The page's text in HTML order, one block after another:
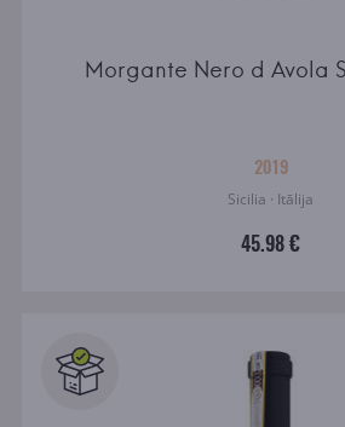
Morgante Nero d Avola
2019
Sicilia · Itālija
45.98 €